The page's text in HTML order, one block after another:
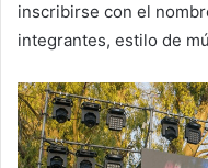
inscribirse con el
integrantes, estilo de